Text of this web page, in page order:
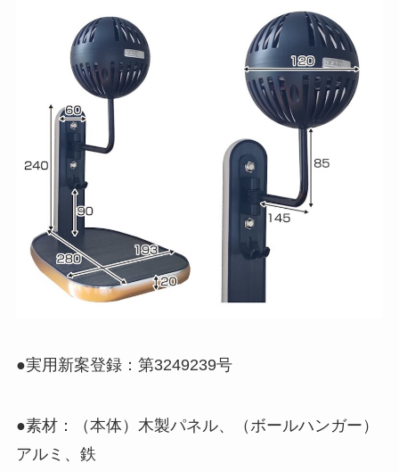
●実用新案登録：第3249239号
●素材：（本体）木製パネル、（ボールハンガー）
アルミ、鉄